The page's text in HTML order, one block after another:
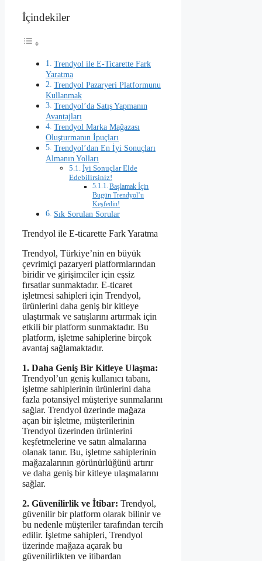
İçindekiler
Trendyol ile E-Ticarette Fark
Yaratma
Trendyol Pazaryeri Platformunu
Kullanmak
Trendyol’da Satış Yapmanın
Avantajları
Trendyol Marka Mağazası
Oluşturmanın İpuçları
Trendyol’dan En İyi Sonuçları
Almanın Yolları
İyi Sonuçlar Elde
Edebilirsiniz!
Başlamak İçin
Bugün Trendyol’u
Keşfedin!
Sık Sorulan Sorular
Trendyol ile E-ticarette Fark Yaratma
Trendyol, Türkiye’nin en büyük
çevrimiçi pazaryeri platformlarından
biridir ve girişimciler için eşsiz
fırsatlar sunmaktadır. E-ticaret
işletmesi sahipleri için Trendyol,
ürünlerini daha geniş bir kitleye
ulaştırmak ve satışlarını artırmak için
etkili bir platform sunmaktadır. Bu
platform, işletme sahiplerine birçok
avantaj sağlamaktadır.
1. Daha Geniş Bir Kitleye Ulaşma:
Trendyol’un geniş kullanıcı tabanı,
işletme sahiplerinin ürünlerini daha
fazla potansiyel müşteriye sunmalarını
sağlar. Trendyol üzerinde mağaza
açan bir işletme, müşterilerinin
Trendyol üzerinden ürünlerini
keşfetmelerine ve satın almalarına
olanak tanır. Bu, işletme sahiplerinin
mağazalarının görünürlüğünü artırır
ve daha geniş bir kitleye ulaşmalarını
sağlar.
2. Güvenilirlik ve İtibar: Trendyol,
güvenilir bir platform olarak bilinir ve
bu nedenle müşteriler tarafından tercih
edilir. İşletme sahipleri, Trendyol
üzerinde mağaza açarak bu
güvenilirlikten ve itibardan